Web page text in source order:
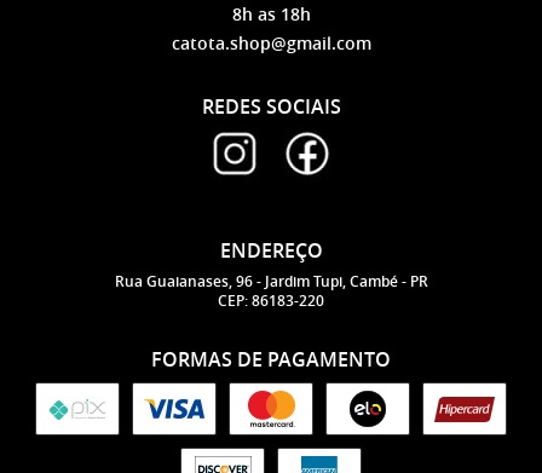
8h as 18h
catota.shop@gmail.com
REDES SOCIAIS
ENDEREÇO
Rua Guaianases, 96- Jardim Tupi, Cambé- PR
CEP: 86183-220
FORMAS DE PAGAMENTO